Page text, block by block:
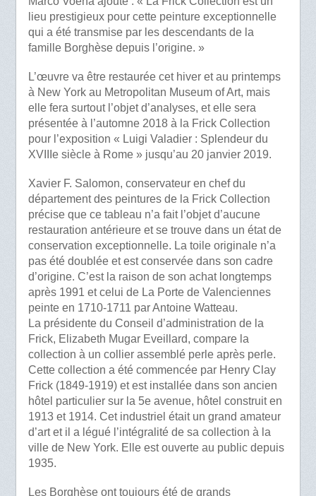
lieu prestigieux pour cette peinture exceptionnelle
qui a été transmise par les descendants de la
famille Borghèse depuis l’origine. »
L’œuvre va être restaurée cet hiver et au printemps
à New York au Metropolitan Museum of Art, mais
elle fera surtout l’objet d’analyses, et elle sera
présentée à l’automne 2018 à la Frick Collection
pour l’exposition « Luigi Valadier : Splendeur du
XVIIIe siècle à Rome » jusqu’au 20 janvier 2019.
Xavier F. Salomon, conservateur en chef du
département des peintures de la Frick Collection
précise que ce tableau n’a fait l’objet d’aucune
restauration antérieure et se trouve dans un état de
conservation exceptionnelle. La toile originale n’a
pas été doublée et est conservée dans son cadre
d’origine. C’est la raison de son achat longtemps
après 1991 et celui de La Porte de Valenciennes
peinte en 1710-1711 par Antoine Watteau.
La présidente du Conseil d’administration de la
Frick, Elizabeth Mugar Eveillard, compare la
collection à un collier assemblé perle après perle.
Cette collection a été commencée par Henry Clay
Frick (1849-1919) et est installée dans son ancien
hôtel particulier sur la 5e avenue, hôtel construit en
1913 et 1914. Cet industriel était un grand amateur
d’art et il a légué l’intégralité de sa collection à la
ville de New York. Elle est ouverte au public depuis
1935.
Les Borghèse ont toujours été de grands